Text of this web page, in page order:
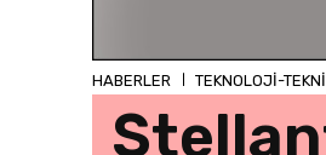
HABERLER TEKNOLOJİ-